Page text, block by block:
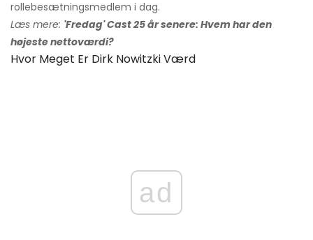
rollebesætningsmedlem i dag.
Læs mere: 'Fredag' Cast 25 år senere: Hvem har den
højeste nettoværdi?
Hvor Meget Er Dirk Nowitzki Værd
ad